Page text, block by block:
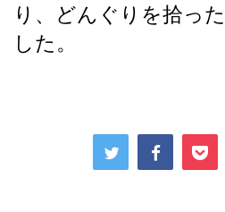
り、どんぐりを拾っ
した。